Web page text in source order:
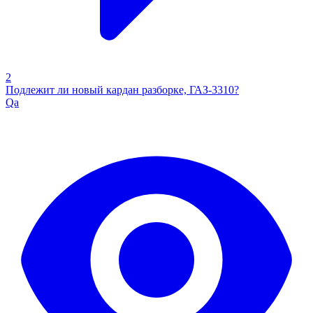
2
Подлежит ли новый кардан разборке, ГАЗ-3310?
Qa